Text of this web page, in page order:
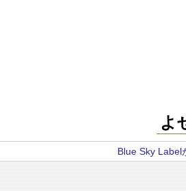
よ
Blue Sky Label